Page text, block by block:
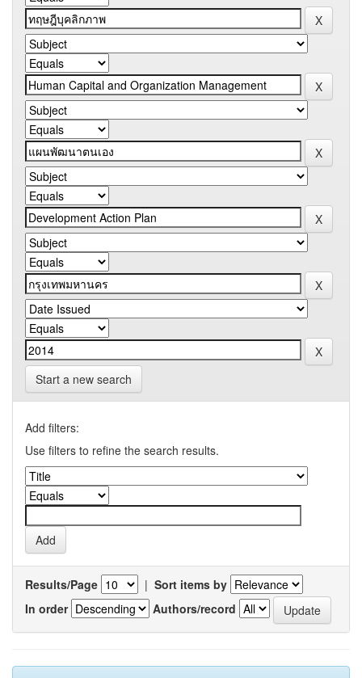
Start a new search
Add filters:
Use filters to refine the search results.
Results/Page | Sort items by
In order
Authors/record